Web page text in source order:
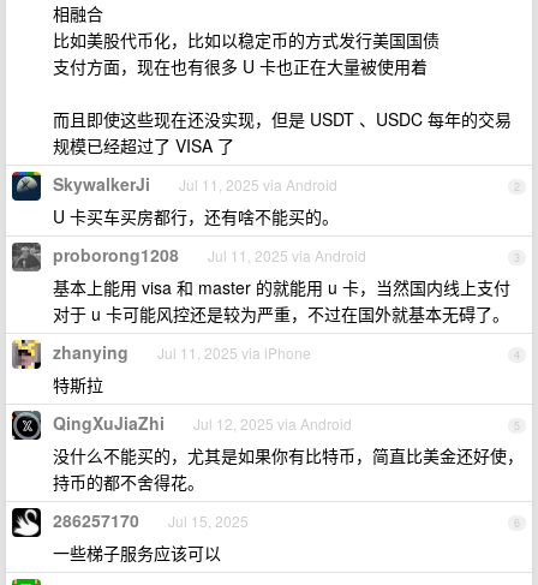
相融合
比如美股代币化，比如以稳定币的方式发行美国国债
支付方面，现在也有很多 U 卡也正在大量被使用着
而且即使这些现在还没实现，但是 USDT 、USDC 每年的交易
规模已经超过了 VISA 了
2
SkywalkerJi Jul 11, 2025 via Android
U 卡买车买房都行，还有啥不能买的。
3
proborong1208 Jul 11, 2025 via Android
基本上能用 visa 和 master 的就能用 u 卡，当然国内线上支付
对于 u 卡可能风控还是较为严重，不过在国外就基本无碍了。
4
zhanying Jul 11, 2025 via iPhone
特斯拉
5
QingXuJiaZhi Jul 12, 2025 via Android
没什么不能买的，尤其是如果你有比特币，简直比美金还好使，
持币的都不舍得花。
6
286257170 Jul 15, 2025
一些梯子服务应该可以